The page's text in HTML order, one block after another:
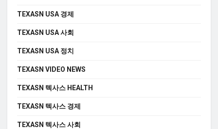
TEXASN USA 경제
TEXASN USA 사회
TEXASN USA 정치
TEXASN VIDEO NEWS
TEXASN 텍사스 HEALTH
TEXASN 텍사스 경제
TEXASN 텍사스 사회